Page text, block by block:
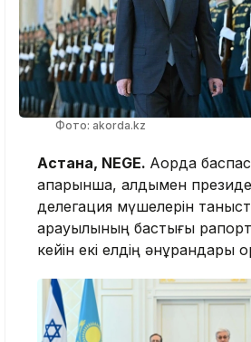
Фото: akorda.kz
Астана, NEGE. Ақорда
ақпарынша, алдымен
делегация мүшелерін
қарауылының бастығы
кейін екі елдің әнұрандары